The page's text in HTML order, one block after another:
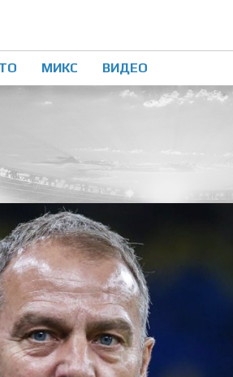
МИКС ВИДЕО